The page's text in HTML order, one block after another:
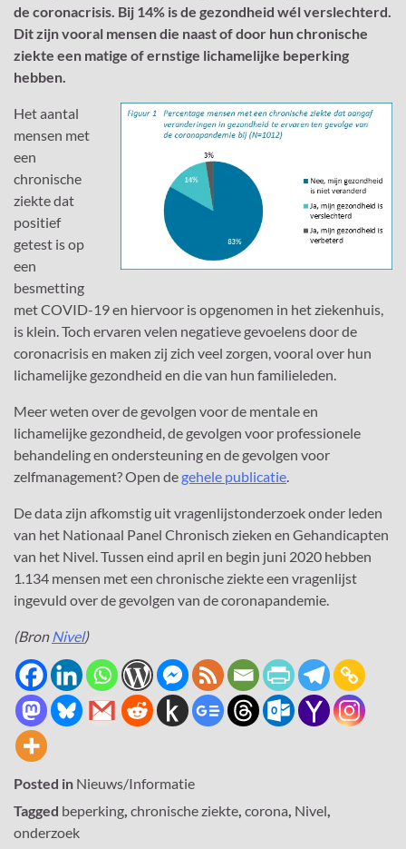
de coronacrisis. Bij 14% is de gezondheid wél verslechterd.
Dit zijn vooral mensen die naast of door hun chronische
ziekte een matige of ernstige lichamelijke beperking
hebben.
Het aantal
mensen met
een
chronische
ziekte dat
positief
getest is op
een
besmetting
met COVID-19 en hiervoor is opgenomen in het ziekenhuis,
is klein. Toch ervaren velen negatieve gevoelens door de
coronacrisis en maken zij zich veel zorgen, vooral over hun
lichamelijke gezondheid en die van hun familieleden.
Meer weten over de gevolgen voor de mentale en
lichamelijke gezondheid, de gevolgen voor professionele
behandeling en ondersteuning en de gevolgen voor
zelfmanagement? Open de gehele publicatie.
De data zijn afkomstig uit vragenlijstonderzoek onder leden
van het Nationaal Panel Chronisch zieken en Gehandicapten
van het Nivel. Tussen eind april en begin juni 2020 hebben
1.134 mensen met een chronische ziekte een vragenlijst
ingevuld over de gevolgen van de coronapandemie.
(BronNivel)
Posted in Nieuws/Informatie
Tagged beperking, chronische ziekte, corona, Nivel,
onderzoek